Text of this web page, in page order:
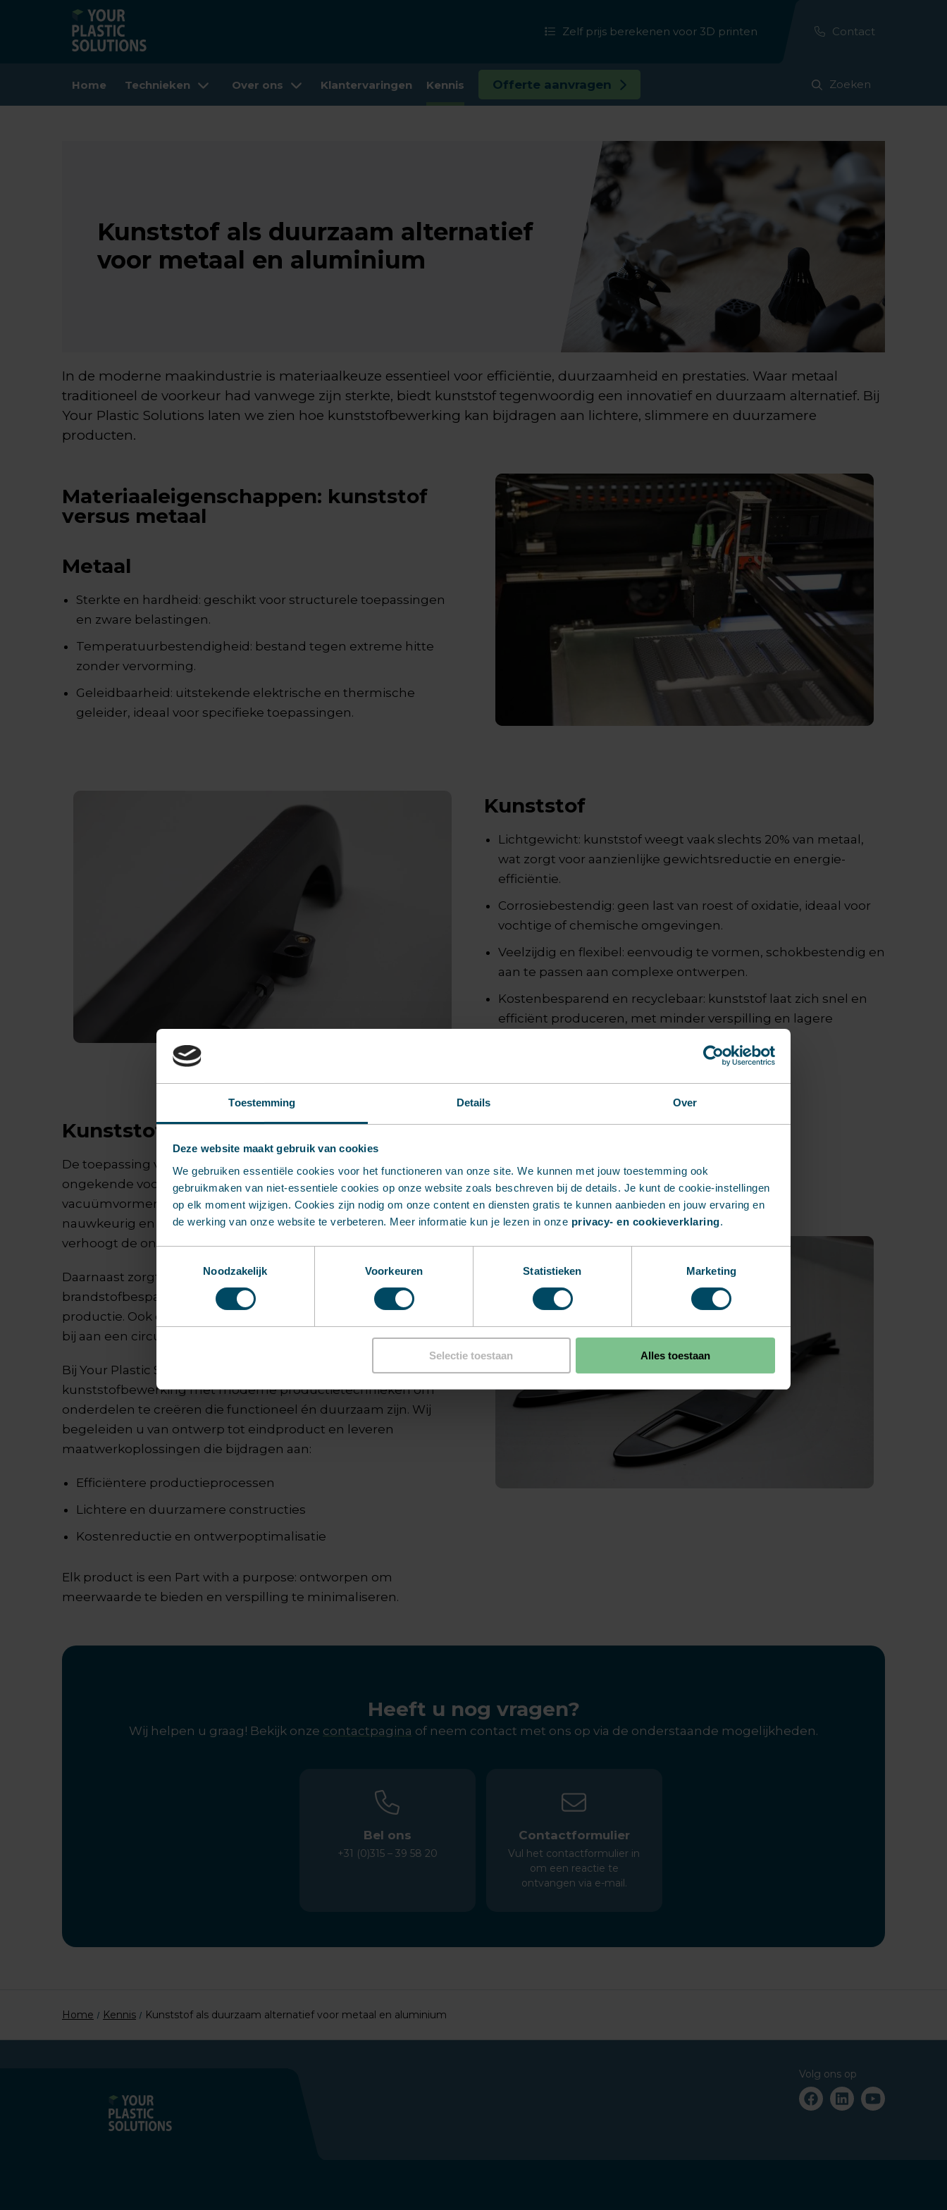
Toestemming Details Over
Deze website maakt gebruik van cookies
We gebruiken essentiële cookies voor het functioneren van onze site. We kunnen met jouw toestemming ook
gebruikmaken van niet-essentiele cookies op onze website zoals beschreven bij de details. Je kunt de cookie-instellingen
op elk moment wijzigen. Cookies zijn nodig om onze content en diensten gratis te kunnen aanbieden en jouw ervaring en
de werking van onze website te verbeteren. Meer informatie kun je lezen in onze privacy- en cookieverklaring.
Noodzakelijk
Voorkeuren Statistieken Marketing
Selectie toestaan Alles toestaan
Zelf prijs berekenen voor 3D printen Contact
Home Technieken Over ons Klantervaringen Kennis Offerte aanvragen Zoeken
Kunststof als duurzaam alternatief
voor metaal en aluminium
In de moderne maakindustrie is materiaalkeuze essentieel voor efficiëntie, duurzaamheid en prestaties. Waar metaal
traditioneel de voorkeur had vanwege zijn sterkte, biedt kunststof tegenwoordig een innovatief en duurzaam alternatief. Bij
Your Plastic Solutions laten we zien hoe kunststofbewerking kan bijdragen aan lichtere, slimmere en duurzamere
producten.
Materiaaleigenschappen: kunststof
versus metaal
Metaal
Sterkte en hardheid: geschikt voor structurele toepassingen
en zware belastingen.
Temperatuurbestendigheid: bestand tegen extreme hitte
zonder vervorming.
Geleidbaarheid: uitstekende elektrische en thermische
geleider, ideaal voor specifieke toepassingen.
Kunststof
Lichtgewicht: kunststof weegt vaak slechts 20% van metaal,
wat zorgt voor aanzienlijke gewichtsreductie en energie-
efficiëntie.
Corrosiebestendig: geen last van roest of oxidatie, ideaal voor
vochtige of chemische omgevingen.
Veelzijdig en flexibel: eenvoudig te vormen, schokbestendig en
aan te passen aan complexe ontwerpen.
Kostenbesparend en recyclebaar: kunststof laat zich snel en
efficiënt produceren, met minder verspilling en lagere
Kunststof in de maakindustrie
De toepassing van kunststof in industriële productie biedt
ongekende voordelen. Dankzij technieken als 3D-printen,
vacuümvormen en spuitgieten kunnen onderdelen snel,
nauwkeurig en in vrijwel elke vorm worden geproduceerd. Dit
verhoogt de ontwerpvrijheid en verkort de time-to-market.
Daarnaast zorgt het lage gewicht van kunststof voor
brandstofbesparing in transport en lagere energiekosten in
productie. Ook draagt het gebruik van gerecyclede kunststoffen
bij aan een circulaire economie.
Bij Your Plastic Solutions combineren we onze expertise in
kunststofbewerking met moderne productietechnieken om
onderdelen te creëren die functioneel én duurzaam zijn. Wij
begeleiden u van ontwerp tot eindproduct en leveren
maatwerkoplossingen die bijdragen aan:
Efficiëntere productieprocessen
Lichtere en duurzamere constructies
Kostenreductie en ontwerpoptimalisatie
Elk product is een Part with a purpose: ontworpen om
meerwaarde te bieden en verspilling te minimaliseren.
Heeft u nog vragen?
Wij helpen u graag! Bekijk onze contactpagina of neem contact met ons op via de onderstaande mogelijkheden.
Bel ons
+31 (0)315 – 39 58 20
Contactformulier
Vul het contactformulier in
om een reactie te
ontvangen via e-mail.
Home Kennis Kunststof als duurzaam alternatief voor metaal en aluminium
Volg ons op